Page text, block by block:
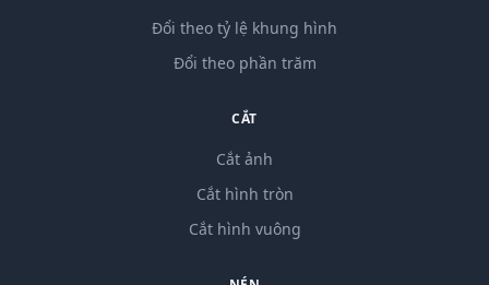
Đổi theo tỷ lệ khung hình
Đổi theo phần trăm
CẮT
Cắt ảnh
Cắt hình tròn
Cắt hình vuông